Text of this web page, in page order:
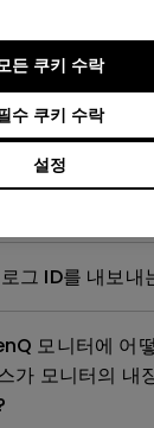
설정
수 쿠키 수락
든 쿠키 수락
이할 때 게임 화
되지 않는 이유
특정 게임의
그 ID를 내보내
모니터에 어
가 모니터의 내